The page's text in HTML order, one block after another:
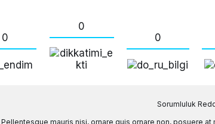
0
0
0
Sorumluluk
Pellentesque mauris nisi, ornare quis ornare non, posuere